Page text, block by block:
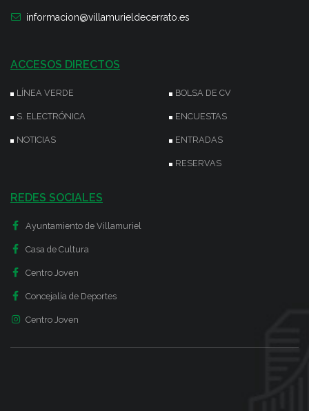
informacion@villamurieldecerrato.es
ACCESOS DIRECTOS
LÍNEA VERDE
S. ELECTRÓNICA
NOTICIAS
BOLSA DE CV
ENCUESTAS
ENTRADAS
RESERVAS
REDES SOCIALES
Ayuntamiento de Villamuriel
Casa de Cultura
Centro Joven
Concejalía de Deportes
Centro Joven